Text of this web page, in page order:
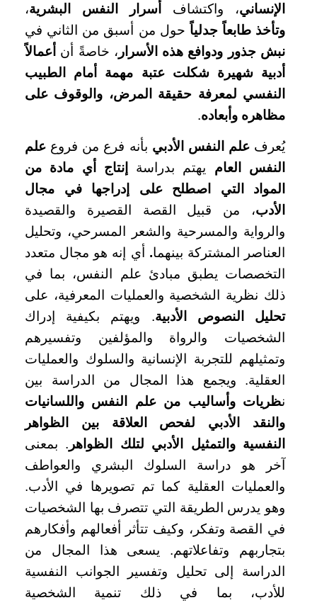
الإنساني، واكتشاف أسرار النفس البشرية،
وتأخذ طابعاً جدلياً حول من أسبق من الثاني في
نبش جذور ودوافع هذه الأسرار ، خاصةً أن أعمالاً
أدبية شهيرة شكلت عتبة مهمة أمام الطبيب
النفسي لمعرفة حقيقة المرض، والوقوف على
مظاهره وأبعاده.
يُعرفعلم النفس الأدبي بأنه فرع من فروع علم
النفس العام يهتم بدراسة
إنتاج أي مادة من
المواد التي اصطلح على إدراجها في مجال
الأدب، من قبيل القصة القصيرة والقصيدة
والرواية والمسرحية والشعر المسرحي، وتحليل
العناصر المشتركة بينهما. أي إنه هو مجال متعدد
التخصصات يطبق مبادئ علم النفس، بما في
ذلك نظرية الشخصية والعمليات المعرفية، على
تحليل النصوص الأدبية. ويهتم بكيفية إدراك
الشخصيات والرواة والمؤلفين وتفسيرهم
وتمثيلهم للتجربة الإنسانية والسلوك والعمليات
العقلية. ويجمع هذا المجال من الدراسة بين
نظريات وأساليب من علم النفس واللسانيات
والنقد الأدبي لفحص العلاقة بين الظواهر
النفسية والتمثيل الأدبي لتلك الظواهر . بمعنى
آخر هو دراسة السلوك البشري والعواطف
والعمليات العقلية كما تم تصويرها في الأدب.
وهو يدرس الطريقة التي تتصرف بها الشخصيات
في القصة وتفكر، وكيف تتأثر أفعالهم وأفكارهم
بتجاربهم وتفاعلاتهم. يسعى هذا المجال من
الدراسة إلى تحليل وتفسير الجوانب النفسية
للأدب، بما في ذلك تنمية الشخصية